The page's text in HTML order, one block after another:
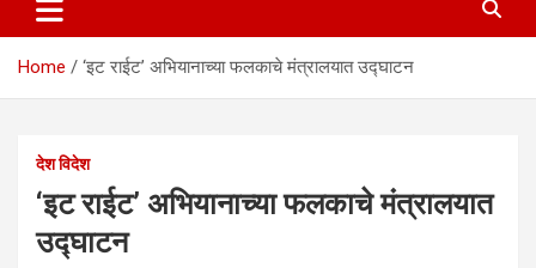
Home ‘इट राईट’ अभियानाच्या फलकाचे मंत्रालयात उद्घाटन
देश विदेश
‘इट राईट’ अभियानाच्या फलकाचे मंत्रालयात
उद्घाटन